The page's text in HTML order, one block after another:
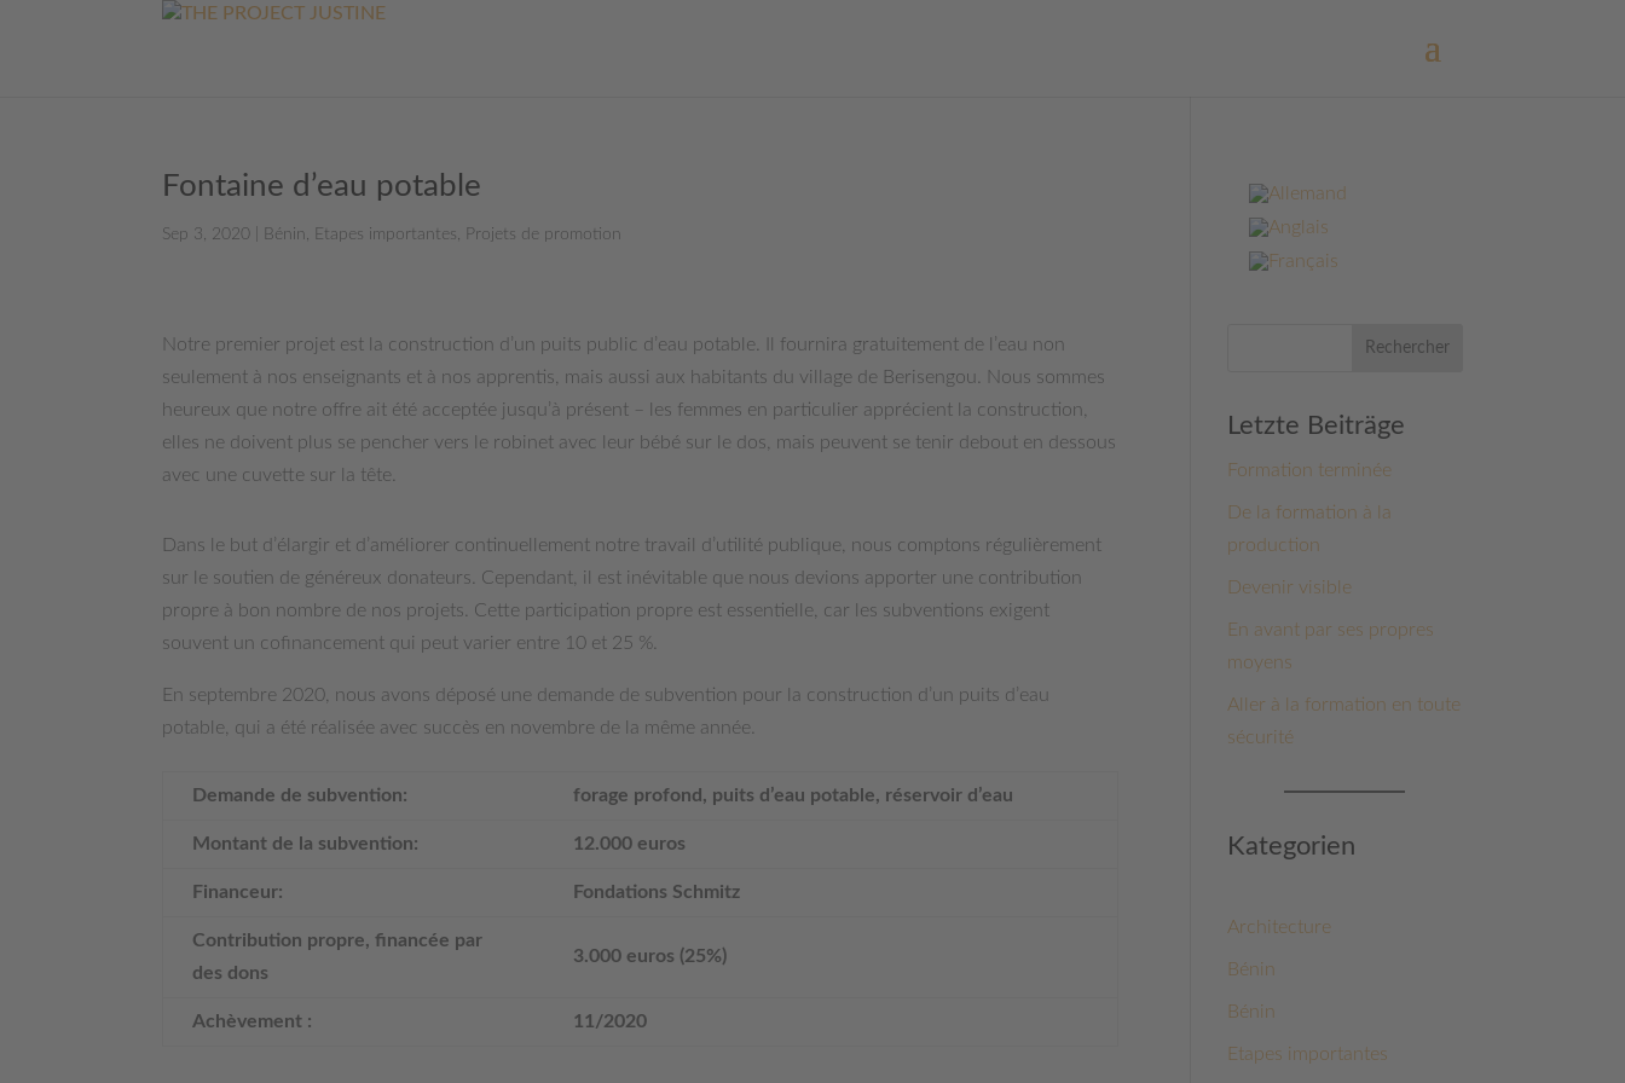
Fontaine d’eau potable
Sep 3, 2020 Bénin, Etapes importantes, Projets de promotion
Notre premier projet est la construction d’un puits public d’eau potable. Il fournira gratuitement de l’eau non
seulement à nos enseignants et à nos apprentis, mais aussi aux habitants du village de Berisengou. Nous sommes
heureux que notre offre ait été acceptée jusqu’à présent – les femmes en particulier apprécient la construction,
elles ne doivent plus se pencher vers le robinet avec leur bébé sur le dos, mais peuvent se tenir debout en dessous
avec une cuvette sur la tête.
Dans le but d’élargir et d’améliorer continuellement notre travail d’utilité publique, nous comptons régulièrement
sur le soutien de généreux donateurs. Cependant, il est inévitable que nous devions apporter une contribution
propre à bon nombre de nos projets. Cette participation propre est essentielle, car les subventions exigent
souvent un cofinancement qui peut varier entre 10 et 25 %.
En septembre 2020, nous avons déposé une demande de subvention pour la construction d’un puits d’eau
potable, qui a été réalisée avec succès en novembre de la même année.
Demande de subvention: forage profond, puits d’eau potable, réservoir d’eau
Montant de la subvention: 12.000 euros
Financeur: Fondations Schmitz
Contribution propre, financée par
des dons
3.000 euros (25%)
Achèvement : 11/2020
Rechercher
Letzte Beiträge
Formation terminée
De la formation à la
production
Devenir visible
En avant par ses propres
moyens
Aller à la formation en toute
sécurité
Kategorien
Architecture
Bénin
Bénin
Etapes importantes